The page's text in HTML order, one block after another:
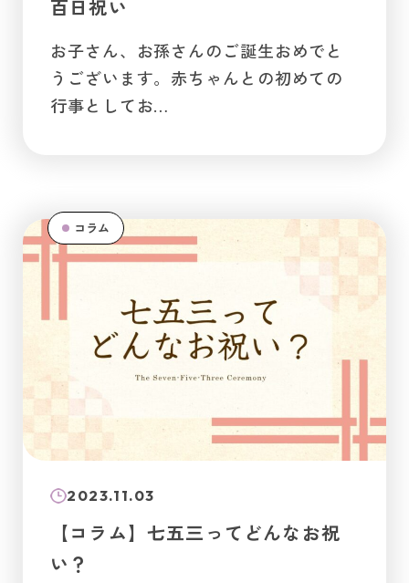
百日祝い
お子さん、お孫さんのご誕生おめでと
うございます。赤ちゃんとの初めての
行事としてお…
2023.11.03
【コラム】七五三ってどんなお祝
い？
コラム